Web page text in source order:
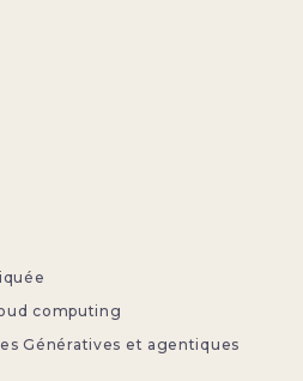
computing
Génératives et agentiques